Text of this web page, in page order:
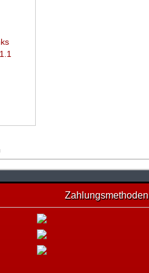
Zahlungsmethoden